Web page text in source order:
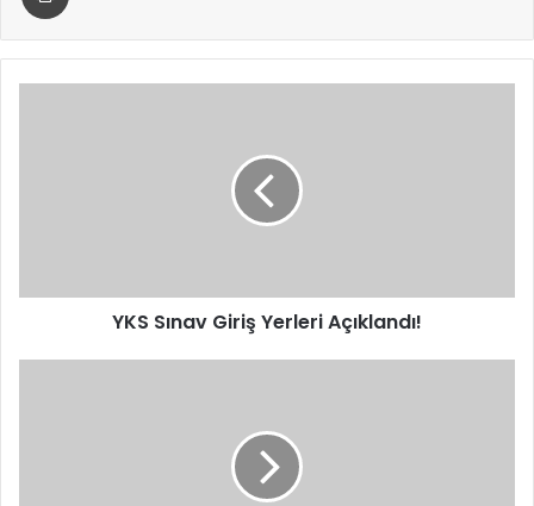
YKS Sınav Giriş Yerleri Açıklandı!